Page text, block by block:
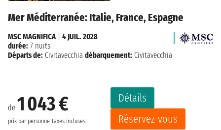
Mer Méditerranée: Italie, France, Espagne
de 1 043 €
prix par personne taxes incluses
Détails
Réservez-vous
MSC MAGNIFICA| 4 JUIL. 2028
durée: 7 nuits
Départs de: Civitavecchia débarquement: Civitavecchia